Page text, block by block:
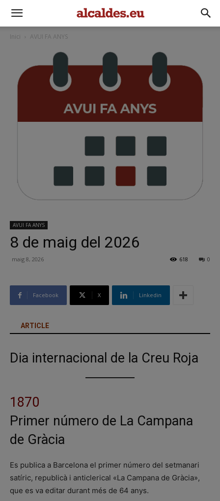
Inici AVUI FA ANYS
AVUI FA ANYS
8 de maig del 2026
maig 8, 2026 0
618
Facebook X Linkedin
ARTICLE
Dia internacional de la Creu Roja
1870
Primer número de La Campana
de Gràcia
Es publica a Barcelona el primer número del setmanari
satíric, republicà i anticlerical «La Campana de Gràcia»,
que es va editar durant més de 64 anys.